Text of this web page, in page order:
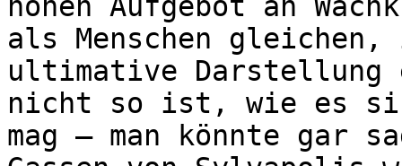
als Menschen
ultimative Darstellung
nicht so ist, wie es
mag – man könnte gar